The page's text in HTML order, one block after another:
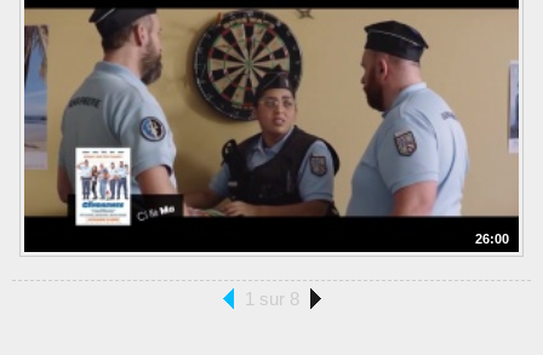
26:00
1 sur 8